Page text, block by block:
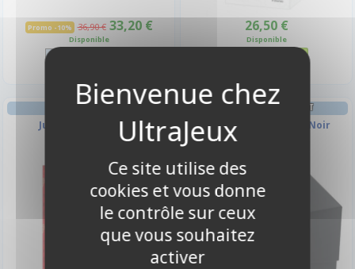
Promo -10% 36,90 € 33,20 €
Disponible
26,50 €
Disponible
AMBIANCE
Jungle Speed Eco
DECK BOX ET RANGEMENT
Side Holder 100+ XL - Noir
Ce site utilise des
cookies et vous donne
le contrôle sur ceux
que vous souhaitez
activer